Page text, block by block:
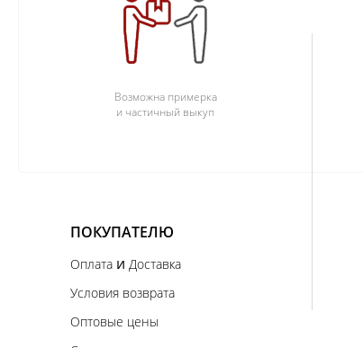
Возможна примерка
и частичный выкуп
ПОКУПАТЕЛЮ
Оплата и Доставка
Условия возврата
Оптовые цены